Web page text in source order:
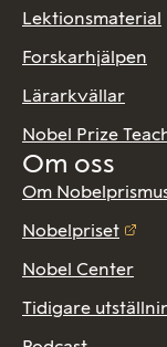
Lektionsmaterial
Forskarhjälpen
Lärarkvällar
Nobel Prize
Om oss
Om
Nobelpriset
Nobel Center
Tidigare